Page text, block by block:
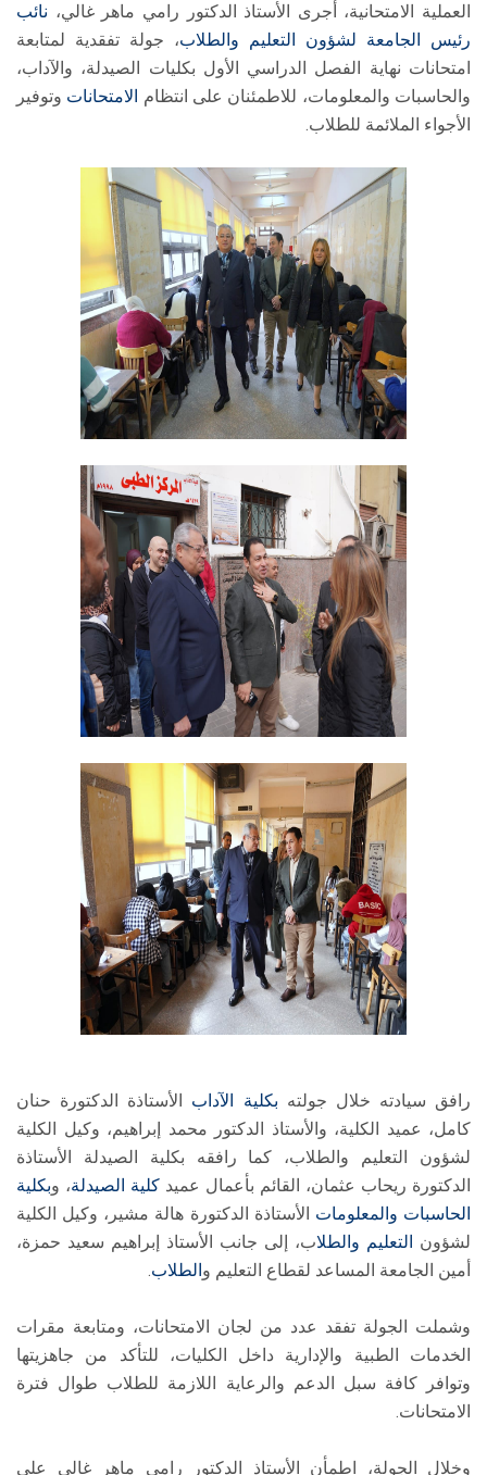
العملية الامتحانية، أجرى الأستاذ الدكتور رامي ماهر غالي، نائب
رئيس الجامعة لشؤون التعليم والطلاب، جولة تفقدية لمتابعة
امتحانات نهاية الفصل الدراسي الأول بكليات الصيدلة، والآداب،
والحاسبات والمعلومات، للاطمئنان على انتظام الامتحانات وتوفير
الأجواء الملائمة للطلاب.
رافق سيادته خلال جولته بكلية الآداب الأستاذة الدكتورة حنان
كامل، عميد الكلية، والأستاذ الدكتور محمد إبراهيم، وكيل الكلية
لشؤون التعليم والطلاب، كما رافقه بكلية الصيدلة الأستاذة
الدكتورة ريحاب عثمان، القائم بأعمال عميد كلية الصيدلة، وبكلية
الحاسبات والمعلومات الأستاذة الدكتورة هالة مشير، وكيل الكلية
لشؤون التعليم والطلاب، إلى جانب الأستاذ إبراهيم سعيد حمزة،
أمين الجامعة المساعد لقطاع التعليم و الطلاب.
وشملت الجولة تفقد عدد من لجان الامتحانات، ومتابعة مقرات
الخدمات الطبية والإدارية داخل الكليات، للتأكد من جاهزيتها
وتوافر كافة سبل الدعم والرعاية اللازمة للطلاب طوال فترة
الامتحانات.
وخلال الجولة، اطمأن الأستاذ الدكتور رامي ماهر غالي على